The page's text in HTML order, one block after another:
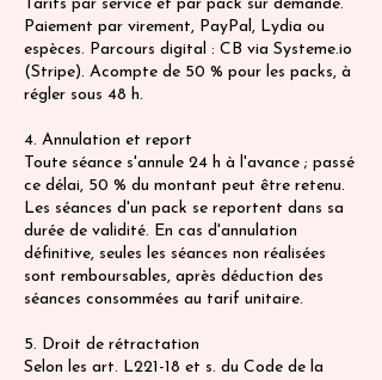
Tarifs par service et par pack sur demande.
Paiement par virement, PayPal, Lydia ou
espèces. Parcours digital : CB via Systeme.io
(Stripe). Acompte de 50 % pour les packs, à
régler sous 48 h.
4. Annulation et report
Toute séance s'annule 24 h à l'avance ; passé
ce délai, 50 % du montant peut être retenu.
Les séances d'un pack se reportent dans sa
durée de validité. En cas d'annulation
définitive, seules les séances non réalisées
sont remboursables, après déduction des
séances consommées au tarif unitaire.
5. Droit de rétractation
Selon les art. L221-18 et s. du Code de la